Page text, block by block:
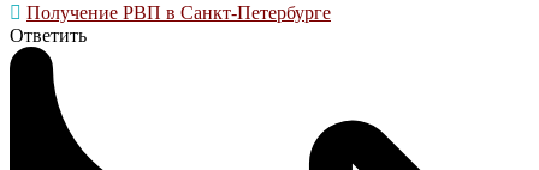
Получение РВП в Санкт-Петербурге
Ответить